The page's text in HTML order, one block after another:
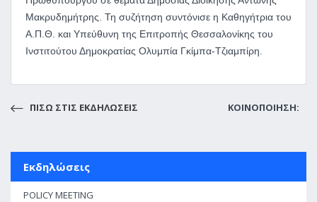
Μακρυδημήτρης. Τη συζήτηση συντόνισε η Καθηγήτρια του
Α.Π.Θ. και Υπεύθυνη της Επιτροπής Θεσσαλονίκης του
Ινστιτούτου Δημοκρατίας Ολυμπία Γκίμπα-Τζιαμπίρη.
ΠΙΣΩ ΣΤΙΣ ΕΚΔΗΛΩΣΕΙΣ ΚΟΙΝΟΠΟΙΗΣΗ:
Εκδηλώσεις
POLICY MEETING